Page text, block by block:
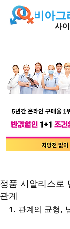
비아그
사
정품 시알리스로
관계
1. 관계의 균형,